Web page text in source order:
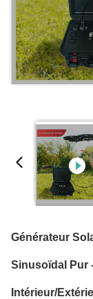
Générateur
Sinusoïdal Pur
Intérieur/